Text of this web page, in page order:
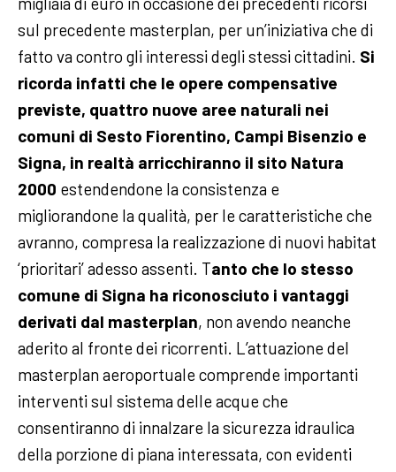
sul precedente masterplan, per un’iniziativa che di
fatto va contro gli interessi degli stessi cittadini. Si
ricorda infatti che le opere compensative
previste, quattro nuove aree naturali nei
comuni di Sesto Fiorentino, Campi Bisenzio e
Signa, in realtà arricchiranno il sito Natura
2000 estendendone la consistenza e
migliorandone la qualità, per le caratteristiche che
avranno, compresa la realizzazione di nuovi habitat
‘prioritari’ adesso assenti. Tanto che lo stesso
comune di Signa ha riconosciuto i vantaggi
derivati dal masterplan, non avendo neanche
aderito al fronte dei ricorrenti. L’attuazione del
masterplan aeroportuale comprende importanti
interventi sul sistema delle acque che
consentiranno di innalzare la sicurezza idraulica
della porzione di piana interessata, con evidenti